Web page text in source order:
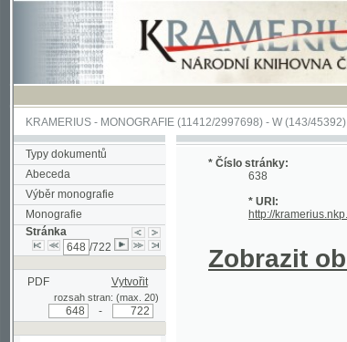
KRAMERIUS-MONOGRAFIE(11412/2997698) -W (143/45392)-
Typy dokumentů
Abeceda
Výběr monografie
Monografie
Stránka
/722
PDF Vytvořit
rozsah stran: (max. 20)
* Číslo stránky:
638
* URI:
http://kramerius.nkp.cz/
Zobrazit